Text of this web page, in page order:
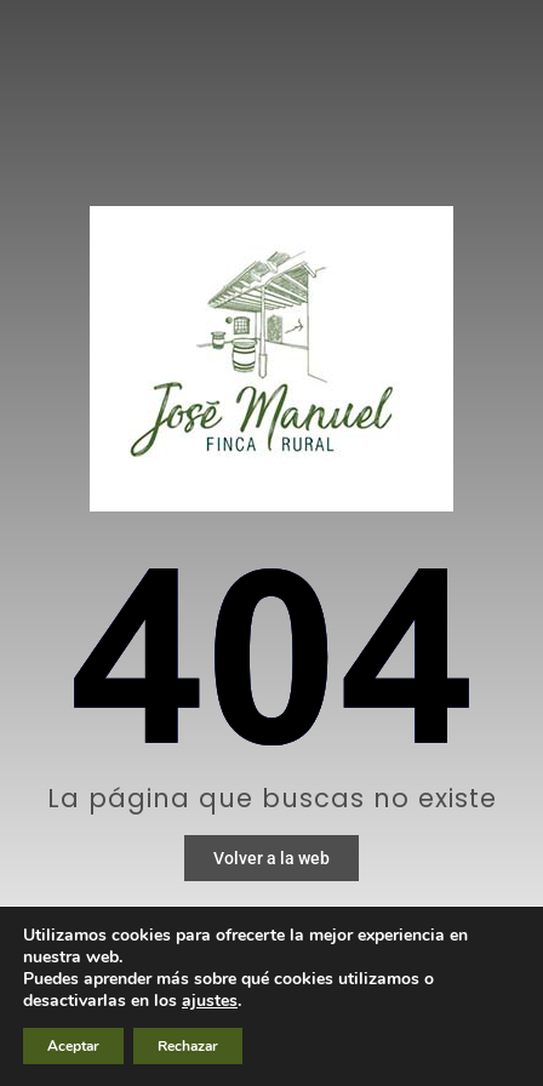
La página que buscas no existe
Volver a la web
Utilizamos cookies para ofrecerte la mejor experiencia en
nuestra web.
Puedes aprender más sobre qué cookies utilizamos o
desactivarlas en los ajustes.
Aceptar Rechazar